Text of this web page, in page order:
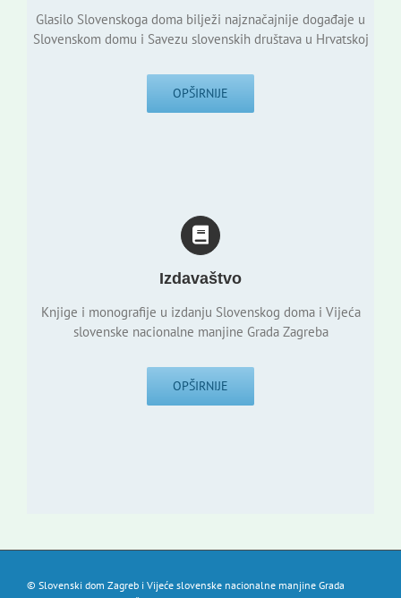
Glasilo Slovenskoga doma bilježi najznačajnije događaje u
Slovenskom domu i Savezu slovenskih društava u Hrvatskoj
OPŠIRNIJE
Izdavaštvo
Knjige i monografije u izdanju Slovenskog doma i Vijeća
slovenske nacionalne manjine Grada Zagreba
OPŠIRNIJE
© Slovenski dom Zagreb i Vijeće slovenske nacionalne manjine Grada